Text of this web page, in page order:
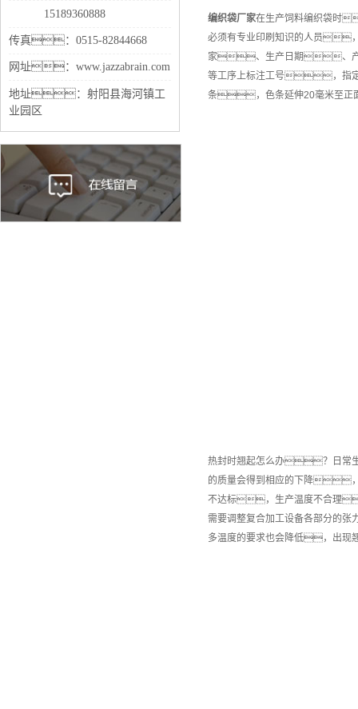
15189360888
传真：0515-82844668
网址：www.jazzabrain.com
地址：射阳县海河镇工
业园区
编织袋厂家在生产饲料编织袋时
必须有专业印刷知识的人员
家、生产日期、产
等工序上标注工号，指定
条，色条延伸20毫米至
热封时翘起怎么办？日常生
的质量会得到相应的下降
不达标，生产温度不合理
需要调整复合加工设备各部分
多温度的要求也会降低，出